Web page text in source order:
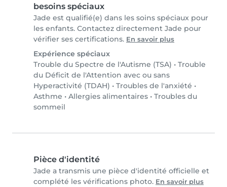
besoins spéciaux
Jade est qualifié(e) dans les soins spéciaux pour
les enfants. Contactez directement Jade pour
vérifier ses certifications. En savoir plus
Expérience spéciaux
Trouble du Spectre de l'Autisme (TSA) • Trouble
du Déficit de l'Attention avec ou sans
Hyperactivité (TDAH) • Troubles de l'anxiété •
Asthme • Allergies alimentaires • Troubles du
sommeil
Pièce d'identité
Jade a transmis une pièce d'identité officielle et
complété les vérifications photo. En savoir plus